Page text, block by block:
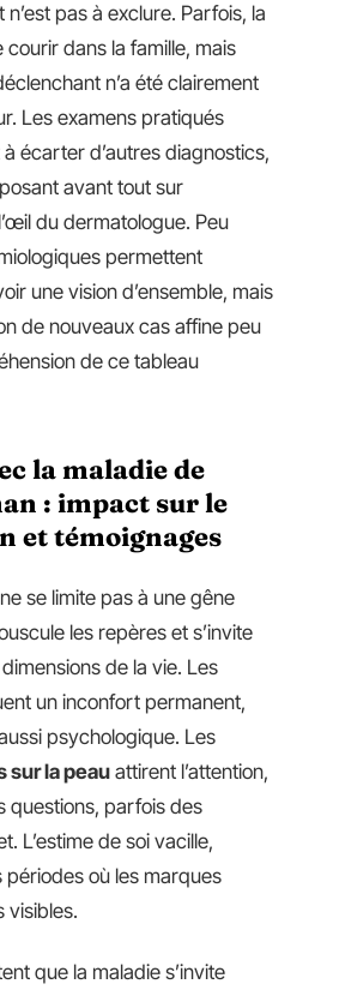
n’est pas à exclure. Parfois, la
courir dans la famille, mais
n’a été clairement
Les examens pratiqués
écarter d’autres diagnostics,
avant tout sur
du dermatologue. Peu
permettent
une vision d’ensemble, mais
de nouveaux cas affine peu
de ce tableau
la maladie de
: impact sur le
et témoignages
se limite pas à une gêne
les repères et s’invite
de la vie. Les
un inconfort permanent,
psychologique. Les
sur la peau attirent l’attention,
questions, parfois des
L’estime de soi vacille,
où les marques
visibles.
que la maladie s’invite